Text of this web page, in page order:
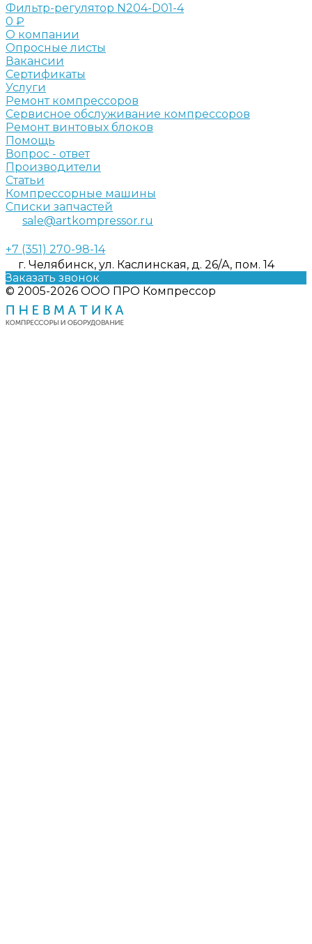
Фильтр-регулятор N204-D01-4
0 ₽
О компании
Опросные листы
Вакансии
Сертификаты
Услуги
Ремонт компрессоров
Сервисное обслуживание компрессоров
Ремонт винтовых блоков
Помощь
Вопрос - ответ
Производители
Статьи
Компрессорные машины
Списки запчастей
sale@artkompressor.ru
+7 (351) 270-98-14
г. Челябинск, ул. Каслинская, д. 26/А, пом. 14
Заказать звонок
© 2005-2026 ООО ПРО Компрессор